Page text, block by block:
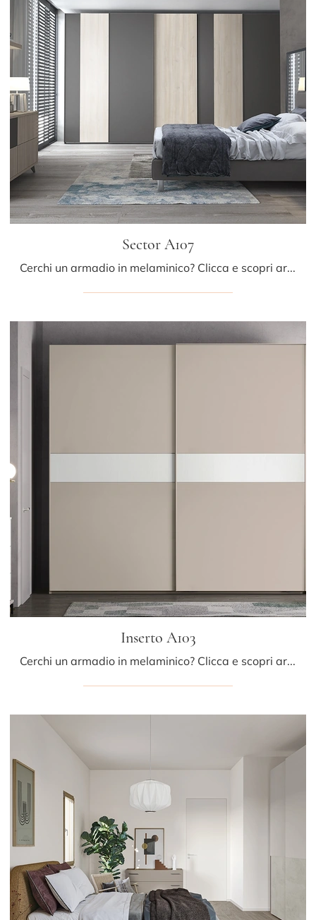
Sector A107
Cerchi un armadio in melaminico? Clicca e scopri armadi su misura con ante scorrevoli di Colombini Casa.
Inserto A103
Cerchi un armadio in melaminico? Clicca e scopri armadi a muro con ante scorrevoli di Colombini Casa.